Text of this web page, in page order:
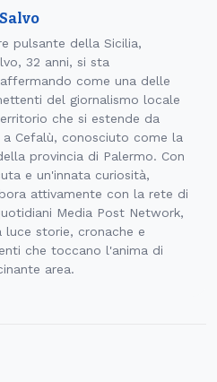
pulsante della Sicilia,
32 anni, si sta
come una delle
del giornalismo locale
che si estende da
a Cefalù, conosciuto come la
provincia di Palermo. Con
e un'innata curiosità,
attivamente con la rete di
Media Post Network,
luce storie, cronache e
che toccano l'anima di
area.